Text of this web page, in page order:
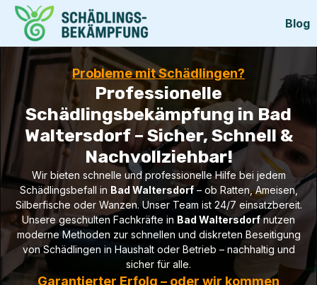
Blog
Probleme mit Schädlingen?
Professionelle
Schädlingsbekämpfung in Bad
Waltersdorf – Sicher, Schnell &
Nachvollziehbar!
Wir bieten schnelle und professionelle Hilfe bei jedem
Schädlingsbefall in Bad Waltersdorf– ob Ratten, Ameisen,
Silberfische oder Wanzen. Unser Team ist 24/7 einsatzbereit.
Unsere geschulten Fachkräfte in Bad Waltersdorfnutzen
moderne Methoden zur schnellen und diskreten Beseitigung
von Schädlingen in Haushalt oder Betrieb – nachhaltig und
sicher für alle.
Garantierter Erfolg – oder wir kommen